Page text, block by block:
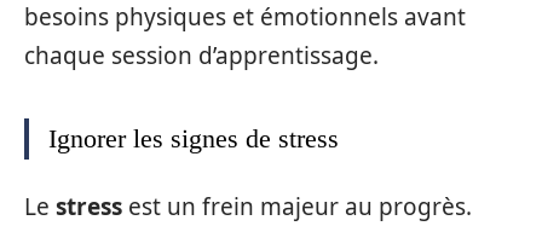
besoins physiques et émotionnels avant
chaque session d’apprentissage.
Ignorer les signes de stress
Le stress est un frein majeur au progrès.